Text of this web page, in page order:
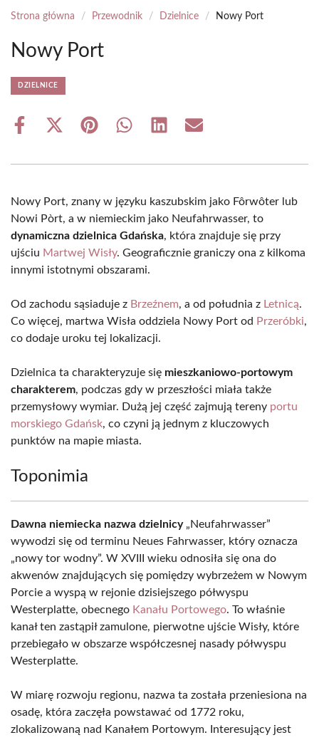
Strona główna / Przewodnik / Dzielnice / Nowy Port
Nowy Port
DZIELNICE
Share
Share
(Twitter)
Share Share Share Share
Nowy Port, znany w języku kaszubskim jako Fôrwôter lub
Nowi Pòrt, a w niemieckim jako Neufahrwasser, to
dynamiczna dzielnica Gdańska, która znajduje się przy
ujściu Martwej Wisły. Geograficznie graniczy ona z kilkoma
innymi istotnymi obszarami.
Od zachodu sąsiaduje z Brzeźnem, a od południa z Letnicą.
Co więcej, martwa Wisła oddziela Nowy Port od Przeróbki,
co dodaje uroku tej lokalizacji.
Dzielnica ta charakteryzuje się mieszkaniowo-portowym
charakterem, podczas gdy w przeszłości miała także
przemysłowy wymiar. Dużą jej część zajmują tereny portu
morskiego Gdańsk, co czyni ją jednym z kluczowych
punktów na mapie miasta.
Toponimia
Dawna niemiecka nazwa dzielnicy„Neufahrwasser”
wywodzi się od terminu Neues Fahrwasser, który oznacza
„nowy tor wodny”. W XVIII wieku odnosiła się ona do
akwenów znajdujących się pomiędzy wybrzeżem w Nowym
Porcie a wyspą w rejonie dzisiejszego półwyspu
Westerplatte, obecnego Kanału Portowego. To właśnie
kanał ten zastąpił zamulone, pierwotne ujście Wisły, które
przebiegało w obszarze współczesnej nasady półwyspu
Westerplatte.
W miarę rozwoju regionu, nazwa ta została przeniesiona na
osadę, która zaczęła powstawać od 1772 roku,
zlokalizowaną nad Kanałem Portowym. Interesujący jest